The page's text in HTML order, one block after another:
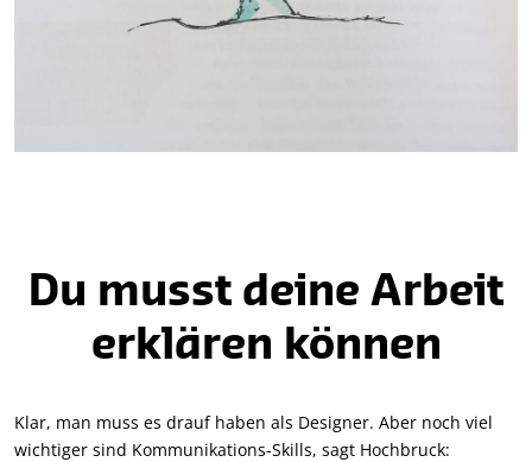
Du musst deine Arbeit
erklären können
Klar, man muss es drauf haben als Designer. Aber noch viel
wichtiger sind Kommunikations-Skills, sagt Hochbruck: